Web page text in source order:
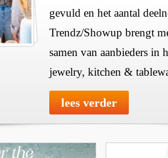
gevuld en het aantal
Trendz/Showup brengt
samen van aanbieders in
jewelry, kitchen &
lees verder